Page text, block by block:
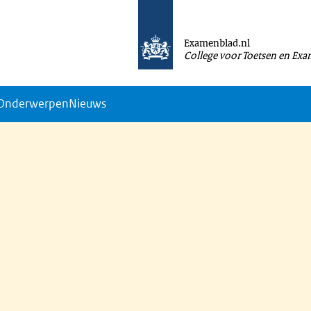
Examenblad.nl
College voor Toetsen en
Nieuws